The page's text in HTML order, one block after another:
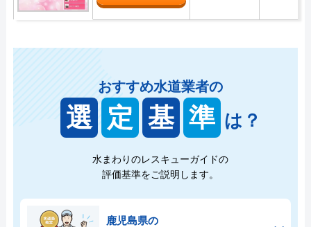
おすすめ水道業者の
選 定 基 準 は？
水まわりのレスキューガイドの
評価基準をご説明します。
鹿児島県の